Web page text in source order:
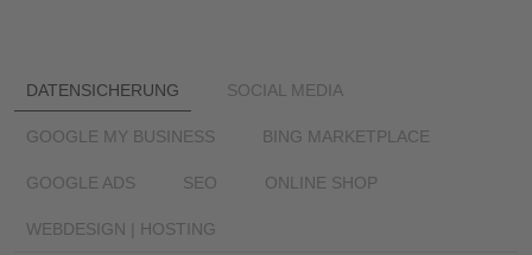
DATENSICHERUNG SOCIAL MEDIA
GOOGLE MY BUSINESS BING MARKETPLACE
GOOGLE ADS SEO ONLINE SHOP
WEBDESIGN | HOSTING